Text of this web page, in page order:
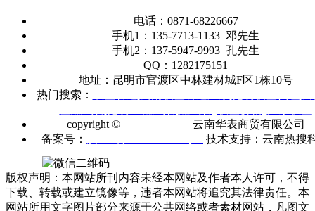
电话：0871-68226667
手机1：135-7713-1133 邓先生
手机2：137-5947-9993 孔先生
QQ：1282175151
地址：昆明市官渡区中林建材城F区1栋10号
热门搜索：
copyright ©
云南华表商贸有限公司
备案号：
技术支持：云南热搜
版权声明：本网站所刊内容未经本网站及作者本人许可，不得
下载、转载或建立镜像等，违者本网站将追究其法律责任。本
网站所用文字图片部分来源于公共网络或者素材网站，凡图文